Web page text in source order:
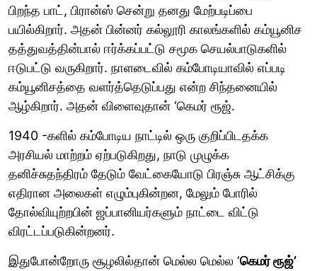
பிறந்த பாட், பிரான்ஸ் சென்று தனது மேற்படிப்பை
பயில்கிறார். அதன் பின்னர் கல்லூரி காலங்களில் கம்யூனிச
தத்துவத்தின்பால் ஈர்க்கப்பட்டு சமூக செயல்பாடுகளில்
ஈடுபட்டு வருகிறார். நாளடைவில் கம்போடியாவில் எப்படி
கம்யூனிசத்தை வளர்த்தெடுப்பது என்ற சிந்தனையில்
ஆழ்கிறார். அதன் விளைவுதான் ‘கெமர் ரூஜ்.
1940 -களில் கம்போடிய நாட்டில் ஒரு குறிப்பிடதக்க
அரசியல் மாற்றம் ஏற்படுகிறது, நாடு முழுக்க
தனிச்சுதந்திரம் தேடும் வேட்கையோடு பிரஞ்சு ஆட்சிக்கு
எதிரான அலைகள் எழும்புகின்றன, மேலும் போரில்
தோல்வியுற்றபின் ஜப்பானியர்களும் நாட்டை விட்டு
விரட்டப்படுகின்றனர்.
இதுபோன்றோரு சூழலில்தான் மெல்ல மெல்ல ‘கெமர் ரூஜ்’